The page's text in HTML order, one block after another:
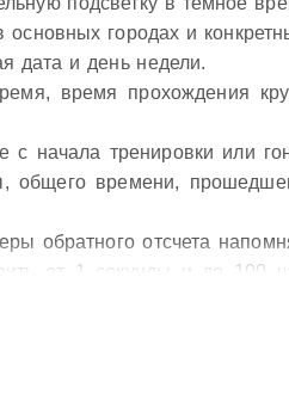
городах и
дата и день недели.
время прохождения
начала тренировки или
общего времени,
обратного отсчета
от 1 секунды и до 100
которым необходимо
событиях с